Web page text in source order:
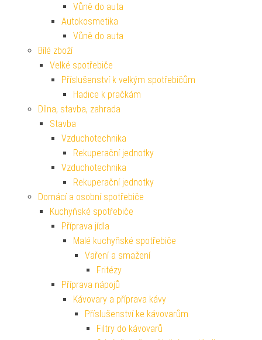
Vůně do auta
Autokosmetika
Vůně do auta
Bílé zboží
Velké spotřebiče
Příslušenství k velkým spotřebičům
Hadice k pračkám
Dílna, stavba, zahrada
Stavba
Vzduchotechnika
Rekuperační jednotky
Vzduchotechnika
Rekuperační jednotky
Domácí a osobní spotřebiče
Kuchyňské spotřebiče
Příprava jídla
Malé kuchyňské spotřebiče
Vaření a smažení
Fritézy
Příprava nápojů
Kávovary a příprava kávy
Příslušenství ke kávovarům
Filtry do kávovarů